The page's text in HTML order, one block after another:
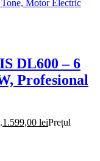
DL600 – 6
Profesional
1.599,00 leiPrețul